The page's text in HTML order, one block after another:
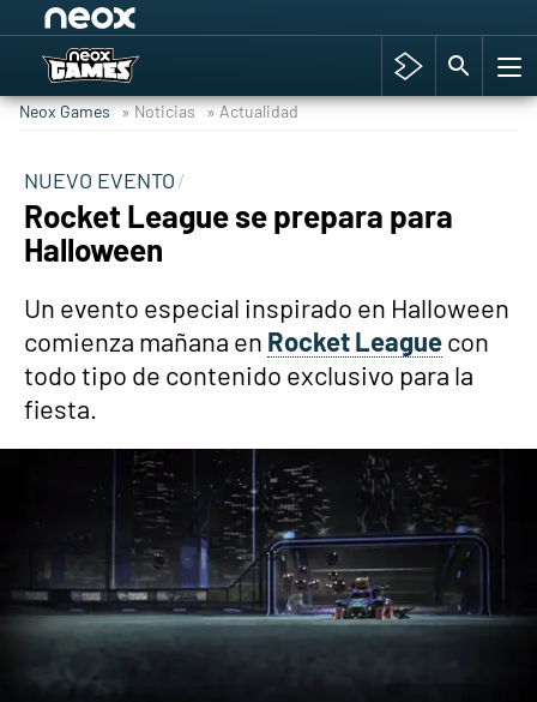
Hyrule Warriors: La Era del Cataclismo
Cyberpunk 2077
Neox Games » Noticias » Actualidad
NUEVO EVENTO
Rocket League se prepara para
Halloween
Un evento especial inspirado en Halloween
comienza mañana en Rocket Leaguecon
todo tipo de contenido exclusivo para la
fiesta.